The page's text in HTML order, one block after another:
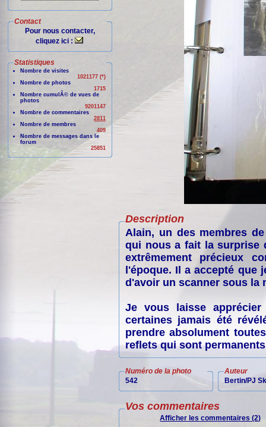
Contact
Pour nous contacter,
cliquez ici :
Statistiques
Nombre de visites
1021177 (*)
Nombre de photos
1715
Nombre cumulÃ© de vues de
photos
9201147
Nombre de commentaires
2811
Nombre de membres
409
Nombre de messages dans le
forum
25851
Description
Alain, un des membres
qui nous a fait la surprise
extrêmement précieux
l'époque. Il a accepté que
d'avoir un scanner sous la
Je vous laisse
certaines jamais été
prendre absolument
reflets qui sont
Numéro de la photo
542
Auteur
Bertin/PJ
Vos commentaires
Afficher les commentaires (2)